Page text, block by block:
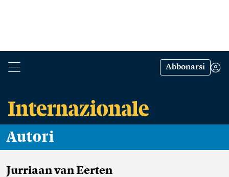
Abbonarsi
Autori
Jurriaan van Eerten